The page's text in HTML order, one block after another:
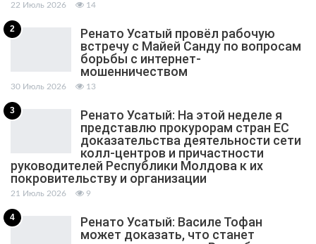
22 Июль 2026 14
2
Ренато Усатый провёл рабочую
встречу с Майей Санду по вопросам
борьбы с интернет-
мошенничеством
30 Июль 2026 13
3
Ренато Усатый: На этой неделе я
представлю прокурорам стран ЕС
доказательства деятельности сети
колл-центров и причастности
руководителей Республики Молдова к их
покровительству и организации
21 Июль 2026 9
4
Ренато Усатый: Василе Тофан
может доказать, что станет